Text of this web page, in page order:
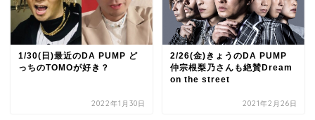
1/30(日)最近のDA PUMP ど
っちのTOMOが好き？
2022年1月30日
2/26(金)きょうのDA PUMP
仲宗根梨乃さんも絶賛Dream
on the street
2021年2月26日